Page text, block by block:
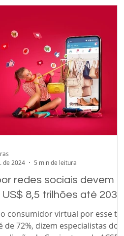
redes sociais devem
8,5 trilhões até 2030
consumidor virtual por esse tipo
de 72%, dizem especialistas do
de 2024
5 min de leitura